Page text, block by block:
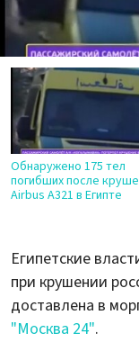
Обнаружено 175 тел
погибших после
Airbus А321 в Египте
Египетские
при крушении
доставлена в
"Москва 24".